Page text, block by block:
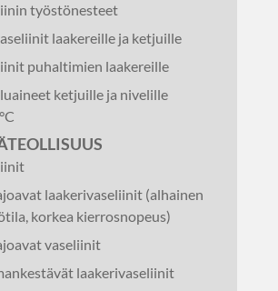
työstönesteet
laakereille ja ketjuille
puhaltimien laakereille
ketjuille ja nivelille
laakerivaseliinit (alhainen
korkea kierrosnopeus)
vaseliinit
laakerivaseliinit